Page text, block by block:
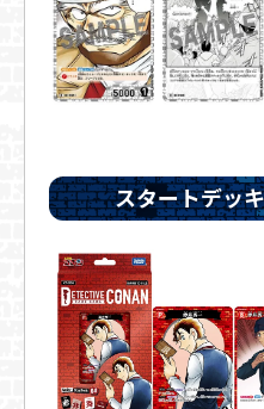
スタートデッ